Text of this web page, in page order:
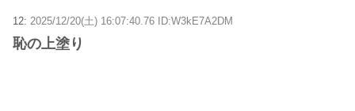
12: 2025/12/20(土) 16:07:40.76 ID:W3kE7A2DM
恥の上塗り